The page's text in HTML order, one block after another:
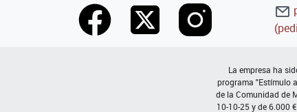
La empresa ha
programa "Estímulo
de la Comunidad de
10-10-25 y de 6.000